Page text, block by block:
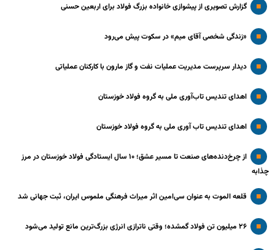
گزارش تصویری از پیشوازی خانواده بزرگ فولاد برای اربعین حسنی
«زندگی شخصی آقای میم» در سکوت پیش می‌رود
دیدار سرپرست مدیریت عملیات نفت و گاز مارون با کارکنان عملیاتی
اهدای تندیس تاب‌آوری ملی به گروه فولاد خوزستان
اهدای تندیس تاب آوری ملی به گروه فولاد خوزستان
از چرخ‌دنده‌های صنعت تا مسیر عشق؛ ۱۰ سال ایستادگی فولاد خوزستان در مرز
چذابه
قلعه الموت به عنوان سی‌امین اثر میراث‌ فرهنگی ملموس ایران، ثبت جهانی شد
۲۶ میلیون تن فولاد گمشده؛ وقتی ناترازی انرژی بزرگ‌ترین مانع تولید می‌شود